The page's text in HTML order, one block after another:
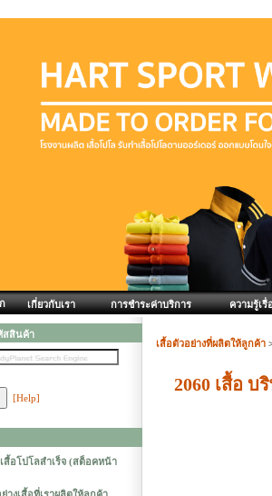
เกี่ยวกับเรา การชำระค่าบริการ ความรู้เรื่
สสินค้า
[Help]
สื้อโปโลสำเร็จ (สต็อคหน้า
เสื้อตัวอย่างที่ผลิตให้ลูกค้า
2060 เสื้อ